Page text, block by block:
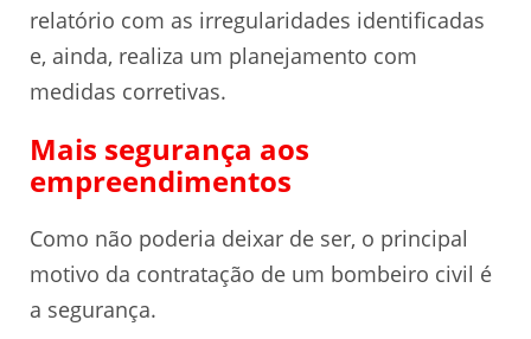
relatório com as irregularidades identificadas
e, ainda, realiza um planejamento com
medidas corretivas.
Mais segurança aos
empreendimentos
Como não poderia deixar de ser, o principal
motivo da contratação de um bombeiro civil é
a segurança.